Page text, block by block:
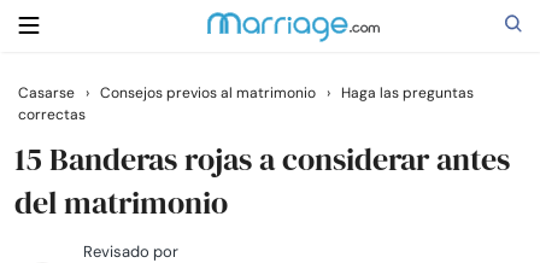
Buscar
Casarse
Casarse › Consejos previos al matrimonio ›
Haga las preguntas
correctas
15 Banderas rojas a considerar antes
del matrimonio
Revisado por